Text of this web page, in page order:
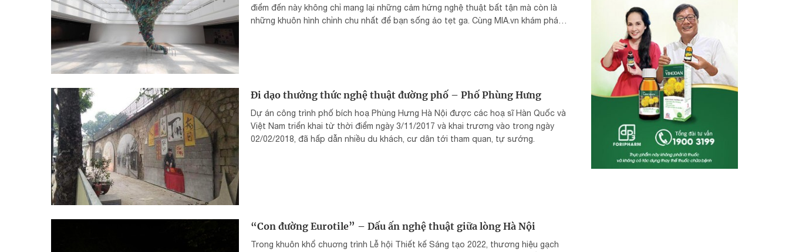
điểm đến này không chỉ mang lại những cảm hứng nghệ thuật bất tận mà còn là
những khuôn hình chỉnh chu nhất để bạn sống ảo tẹt ga. Cùng MIA.vn khám phá
Đi dạo thưởng thức nghệ thuật đường phố – Phố Phùng Hưng
Dự án công trình phố bích hoạ Phùng Hưng Hà Nội được các hoạ sĩ Hàn Quốc và
Việt Nam triển khai từ thời điểm ngày 3/11/2017 và khai trương vào trong ngày
02/02/2018, đã hấp dẫn nhiều du khách, cư dân tới tham quan, tự sướng.
“Con đường Eurotile” – Dấu ấn nghệ thuật giữa lòng Hà Nội
Trong khuôn khổ chuơng trình Lễ hội Thiết kế Sáng tạo 2022, thương hiệu gạch